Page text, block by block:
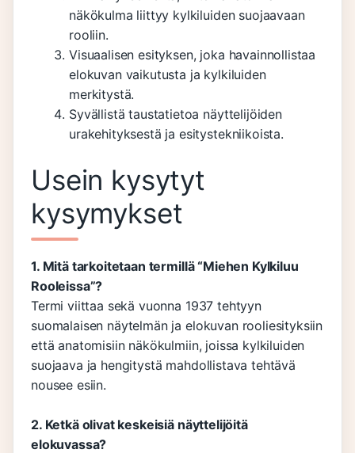
näkökulma liittyy kylkiluiden suojaavaan
rooliin.
Visuaalisen esityksen, joka havainnollistaa
elokuvan vaikutusta ja kylkiluiden
merkitystä.
Syvällistä taustatietoa näyttelijöiden
urakehityksestä ja esitystekniikoista.
Usein kysytyt
kysymykset
1. Mitä tarkoitetaan termillä “Miehen Kylkiluu
Rooleissa”?
Termi viittaa sekä vuonna 1937 tehtyyn
suomalaisen näytelmän ja elokuvan rooliesityksiin
että anatomisiin näkökulmiin, joissa kylkiluiden
suojaava ja hengitystä mahdollistava tehtävä
nousee esiin.
2. Ketkä olivat keskeisiä näyttelijöitä
elokuvassa?